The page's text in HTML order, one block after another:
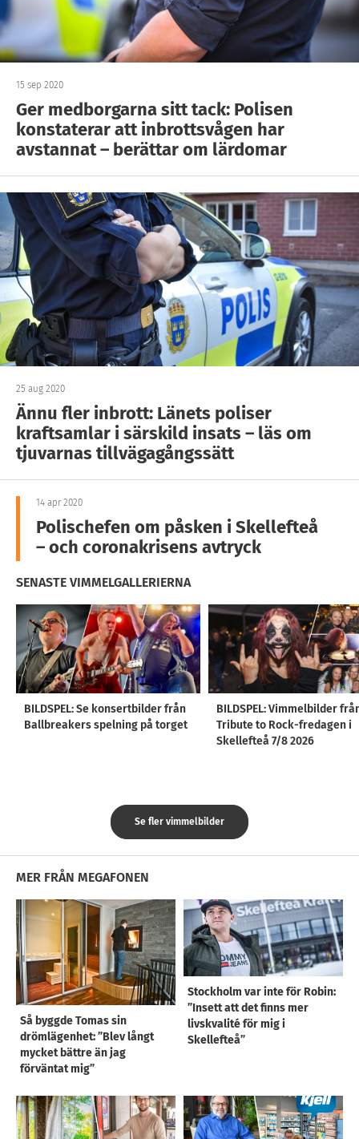
15 sep 2020
Ger medborgarna sitt tack: Polisen
konstaterar att inbrottsvågen har
avstannat – berättar om lärdomar
25 aug 2020
Ännu fler inbrott: Länets poliser
kraftsamlar i särskild insats – läs om
tjuvarnas tillvägagångssätt
14 apr 2020
Polischefen om påsken i Skellefteå
– och coronakrisens avtryck
SENASTE VIMMELGALLERIERNA
BILDSPEL: Se konsertbilder från
Ballbreakers spelning på torget
BILDSPEL: Vimmelbilder
Tribute to Rock-fredagen i
Skellefteå 7/8 2026
Se fler vimmelbilder
MER FRÅN MEGAFONEN
Så byggde Tomas sin
drömlägenhet: ”Blev långt
mycket bättre än jag
förväntat mig”
Stockholm var inte för Robin:
”Insett att det finns mer
livskvalité för mig i
Skellefteå”